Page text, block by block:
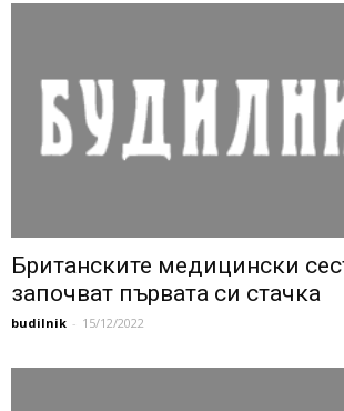
Британските медицински
започват първата си стачка
budilnik - 15/12/2022